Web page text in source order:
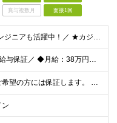
賞与複数月 面接1回
＼40代・50代のエンジニアも活躍中！／ ★カジュアル面接実施中！ゆる～いフランクな雰囲気です◎ ┗普段着でOK！志望動機も必要ありません。 「自分が何をしたいか」それだけお聞かせください！ ◆学
＼賞与年2回＋前職給与保証／ ◆月給：38万円～100万円＋賞与年2回あり ※経験・能力を考慮して決定します。 ※月給にはみなし残業代（月30時間分・70,300円～／超過分別途支給） を含みます。
★フルリモートをご希望の方には保証します。 ★93%がフルリモート、またはハイブリット勤務です。 ★全国各地からの勤務が可能です。 《東京・神奈川・千葉・埼玉》エリアのプロジェクト先にて、 ご勤務いた
ン